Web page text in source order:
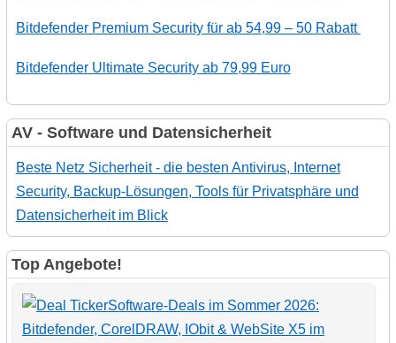
Bitdefender Premium Security für ab 54,99 – 50 Rabatt
Bitdefender Ultimate Security ab 79,99 Euro
AV - Software und Datensicherheit
Beste Netz Sicherheit - die besten Antivirus, Internet
Security, Backup-Lösungen, Tools für Privatsphäre und
Datensicherheit im Blick
Top Angebote!
Software-Deals im Sommer 2026:
Bitdefender, CorelDRAW, IObit & WebSite X5 im